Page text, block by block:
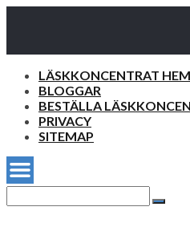
LÄSKKONCENTRAT HEM
BLOGGAR
BESTÄLLA
PRIVACY
SITEMAP
for:
Search